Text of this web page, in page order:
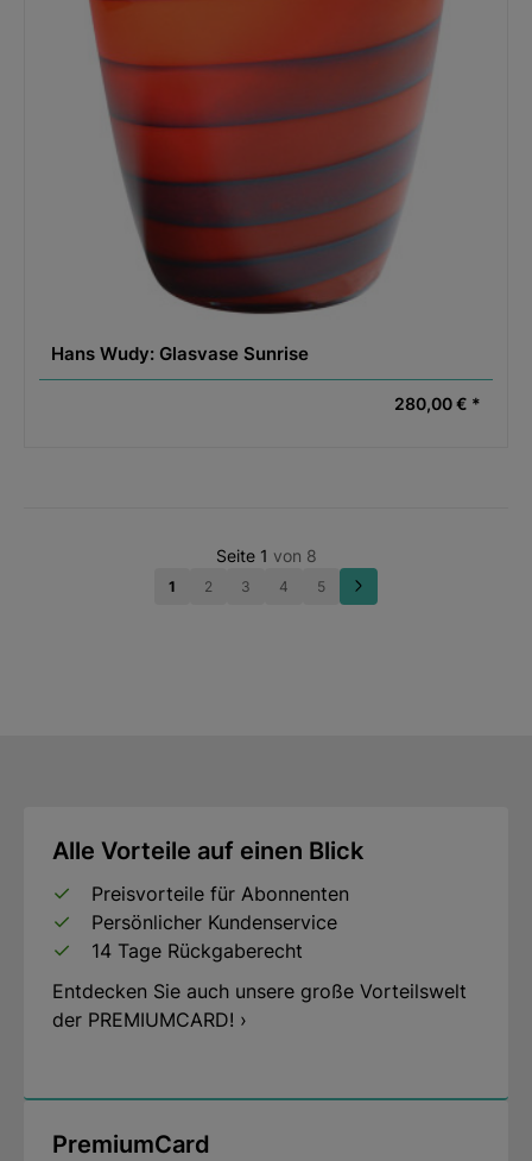
Hans Wudy: Glasvase Sunrise
280,00 € *
Seite 1 von 8
1 2 3 4 5
Alle Vorteile auf einen Blick
Preisvorteile für Abonnenten
Persönlicher Kundenservice
14 Tage Rückgaberecht
Entdecken Sie auch unsere große Vorteilswelt
der PREMIUMCARD! ›
PremiumCard